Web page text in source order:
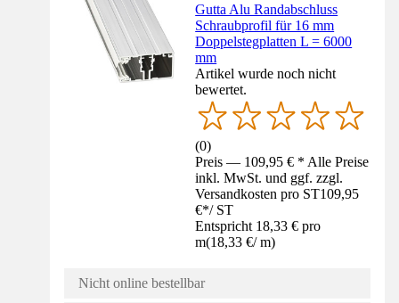
Gutta Alu Randabschluss
Schraubprofil für 16 mm
Doppelstegplatten L = 6000
mm
Artikel wurde noch nicht
bewertet.
(0)
Preis — 109,95 € * Alle Preise
inkl. MwSt. und ggf. zzgl.
Versandkosten pro ST109,95
€*/ ST
Entspricht 18,33 € pro
m(18,33 €/ m)
Nicht online bestellbar